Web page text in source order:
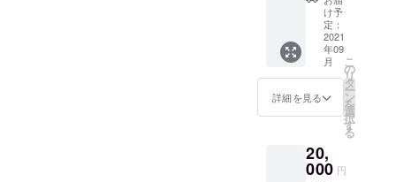
ナー、
お稽古
利用、
写真撮
影な
ど）の
ご記載
記載い
ただけ
ます。
【注意
事項】
・備考
欄にお
サービ
ス内容
日×10日
分ご利
用チ
ケット
をお送
りしま
す。 チ
ケット
送りい
たしま
す。 ご
け予
定：
2021
年09
月
詳細を見る
こ
の
リ
タ
ー
ン
を
選
択
す
る
20,
000 円